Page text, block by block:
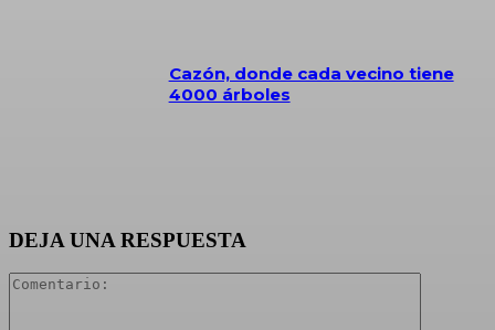
Cazón, donde cada vecino tiene
4000 árboles
DEJA UNA RESPUESTA